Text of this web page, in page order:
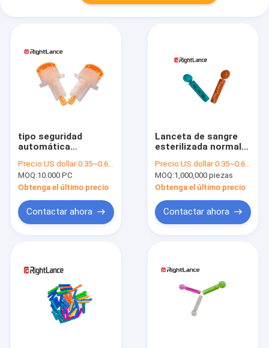
tipo seguridad
automática
30g de la lanceta de
sangre de la torsión
Precio:US dollar 0.35~0.6 per pcs
MOQ:10.000 PC
Obtenga el último precio
Contactar ahora
Lanceta de sangre
esterilizada normal
disponible 26g
médica
Precio:US dollar 0.35~0.6 per pcs
MOQ:1,000,000 piezas
Obtenga el último precio
Contactar ahora